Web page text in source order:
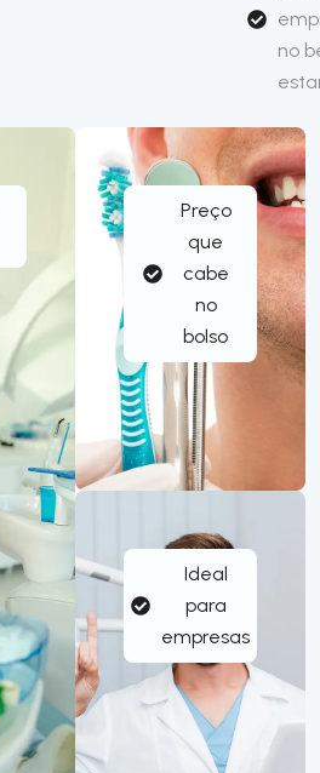
Preço
que
cabe
no
bolso
Ideal
para
empresas
no